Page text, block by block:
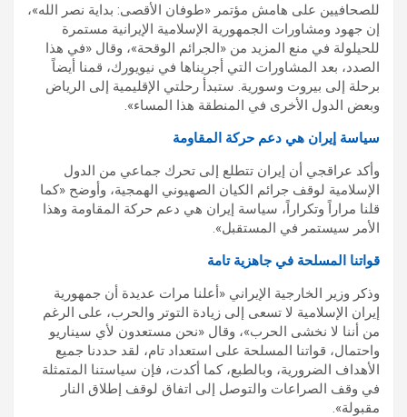
للصحافيين على هامش مؤتمر «طوفان الأقصى: بداية نصر الله»،
إن جهود ومشاورات الجمهورية الإسلامية الإيرانية مستمرة
للحيلولة في منع المزيد من «الجرائم الوقحة»، وقال «في هذا
الصدد، بعد المشاورات التي أجريناها في نيويورك، قمنا أيضاً
برحلة إلى بيروت وسورية. ستبدأ رحلتي الإقليمية إلى الرياض
وبعض الدول الأخرى في المنطقة هذا المساء».
سياسة إيران هي دعم حركة المقاومة
وأكد عراقجي أن إيران تتطلع إلى تحرك جماعي من الدول
الإسلامية لوقف جرائم الكيان الصهيوني الهمجية، وأوضح «كما
قلنا مراراً وتكراراً، سياسة إيران هي دعم حركة المقاومة وهذا
الأمر سيستمر في المستقبل».
قواتنا المسلحة في جاهزية تامة
وذكر وزير الخارجية الإيراني «أعلنا مرات عديدة أن جمهورية
إيران الإسلامية لا تسعى إلى زيادة التوتر والحرب، على الرغم
من أننا لا نخشى الحرب»، وقال «نحن مستعدون لأي سيناريو
واحتمال، قواتنا المسلحة على استعداد تام، لقد حددنا جميع
الأهداف الضرورية، وبالطبع، كما أكدت، فإن سياستنا المتمثلة
في وقف الصراعات والتوصل إلى اتفاق لوقف إطلاق النار
مقبولة».